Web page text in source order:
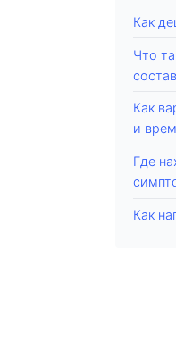
Как
Что
Как
и
Где
Как